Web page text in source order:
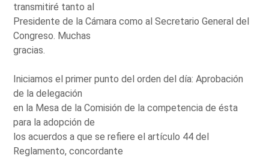
transmitiré tanto al
Presidente de la Cámara como al Secretario General del
Congreso. Muchas
gracias.
Iniciamos el primer punto del orden del día: Aprobación
de la delegación
en la Mesa de la Comisión de la competencia de ésta
para la adopción de
los acuerdos a que se refiere el artículo 44 del
Reglamento, concordante